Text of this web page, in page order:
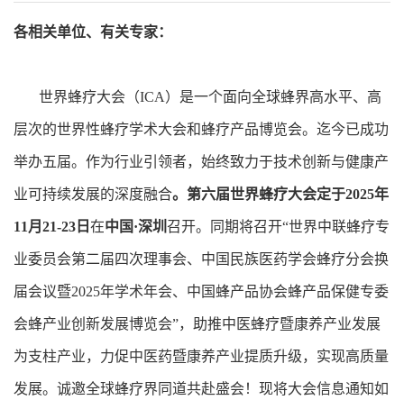
各相关单位、有关专家：
世界蜂疗大会（ICA）是一个面向全球蜂界高水平、高
层次的世界性蜂疗学术大会和蜂疗产品博览会。迄今已成功
举办五届。作为行业引领者，始终致力于技术创新与健康产
业可持续发展的深度融合。第六届世界蜂疗大会定于2025年
11月21-23日 在中国·深圳 召开。同期将召开“世界中联蜂疗专
业委员会第二届四次理事会、中国民族医药学会蜂疗分会换
届会议暨2025年学术年会、中国蜂产品协会蜂产品保健专委
会蜂产业创新发展博览会”，助推中医蜂疗暨康养产业发展
为支柱产业，力促中医药暨康养产业提质升级，实现高质量
发展。诚邀全球蜂疗界同道共赴盛会！现将大会信息通知如